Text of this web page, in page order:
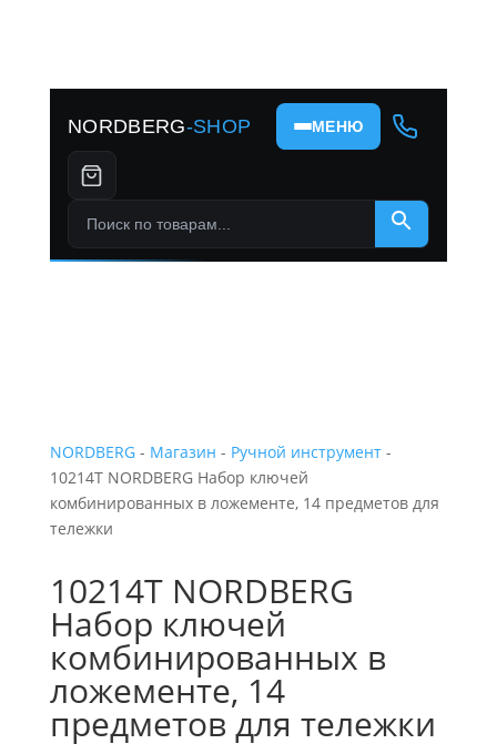
NORDBERG-SHOP МЕНЮ
Поиск по товарам...
×
NORDBERG- Магазин - Ручной инструмент-
10214T NORDBERG Набор ключей
комбинированных в ложементе, 14 предметов для
тележки
10214T NORDBERG
Набор ключей
комбинированных в
ложементе, 14
предметов для тележки